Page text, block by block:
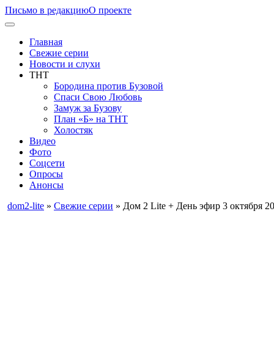
Письмо в редакциюО проекте
Главная
Свежие серии
Новости и слухи
ТНТ
Бородина против Бузовой
Спаси Свою Любовь
Замуж за Бузову
План «Б» на ТНТ
Холостяк
Видео
Фото
Соцсети
Опросы
Анонсы
dom2-lite » Свежие серии » Дом 2 Lite + День эфир 3 октября